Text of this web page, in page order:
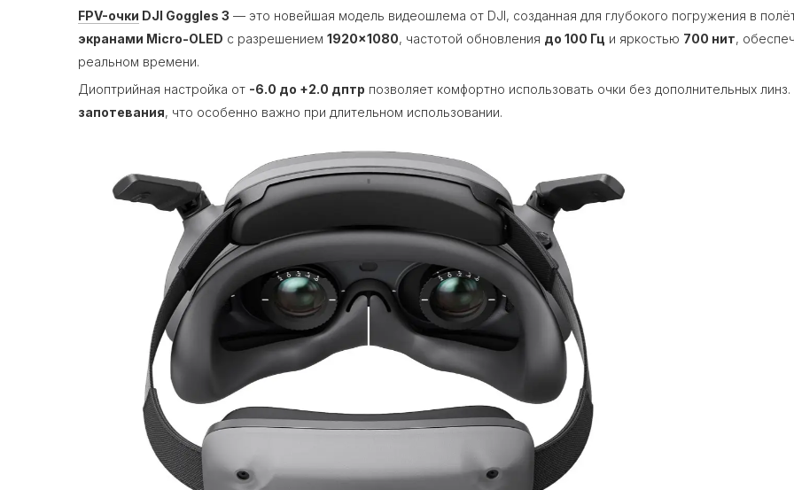
FPV-очки DJI Goggles 3 — это новейшая модель видеошлема от DJI, созданная для глубокого погружения в
экранами Micro-OLED с разрешением 1920×1080, частотой обновления до 100 Гц и яркостью 700 нит,
реальном времени.
Диоптрийная настройка от -6.0 до +2.0 дптр позволяет комфортно использовать очки без дополнительных
запотевания, что особенно важно при длительном использовании.